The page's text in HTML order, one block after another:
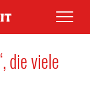
die viele